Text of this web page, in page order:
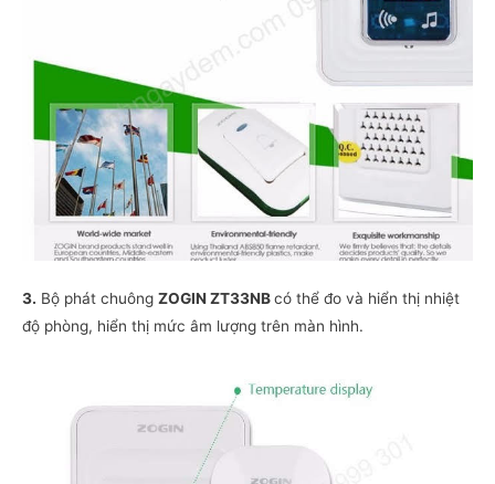
3. Bộ phát chuông ZOGIN ZT33NBcó thể đo và hiển thị nhiệt
độ phòng, hiển thị mức âm lượng trên màn hình.